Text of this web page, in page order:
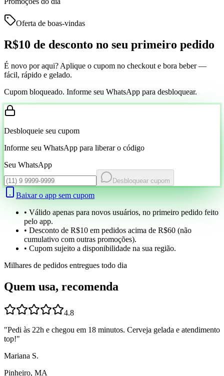
Oferta de boas-vindas
R$10 de desconto no seu primeiro pedido
É novo por aqui? Aplique o cupom no checkout e bora beber —
fácil, rápido e gelado.
Cupom bloqueado. Informe seu WhatsApp para desbloquear.
Desbloqueie seu cupom
Informe seu WhatsApp para liberar o código
Seu WhatsApp
Desbloquear cupom
Baixar o app sem cupom
• Válido apenas para novos usuários, no primeiro pedido feito
pelo app.
• Desconto de R$10 em pedidos acima de R$60 (não
cumulativo com outras promoções).
• Cupom sujeito a disponibilidade na sua região.
Milhares de pedidos entregues todo dia
Quem usa, recomenda
4.8
"Pedi às 22h e chegou em 18 minutos. Cerveja gelada e atendimento
top!"
Mariana S.
Pinheiro, MA